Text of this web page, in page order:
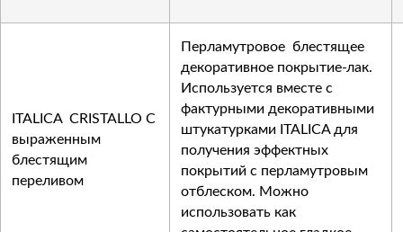
ITALICA CRISTALLO С
выраженным
блестящим
переливом
Перламутровое блестящее
декоративное покрытие-лак.
Используется вместе с
фактурными декоративными
штукатурками ITALICA для
получения эффектных
покрытий с перламутровым
отблеском. Можно
использовать как